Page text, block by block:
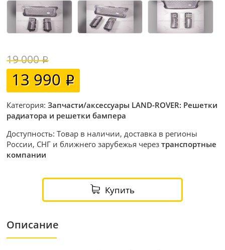
19 000
13 990
Категория:Запчасти/аксессуары LAND-ROVER: Решетки
радиатора и решетки бампера
Доступность: Товар в наличии, доставка в регионы
России, СНГ и ближнего зарубежья черезтранспортные
компании
Купить
Описание